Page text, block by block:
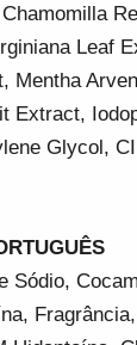
Leaf
Mentha
Extract,
Glycol,
Sódio,